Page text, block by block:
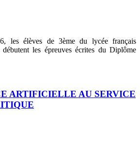
les élèves de 3ème du lycée français
les épreuves écrites du Diplôme
ARTIFICIELLE AU SERVICE